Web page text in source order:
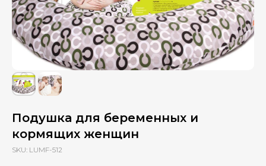
8 (911) 712-09-38
Подушка для беременных и
кормящих женщин
SKU: LUMF-512